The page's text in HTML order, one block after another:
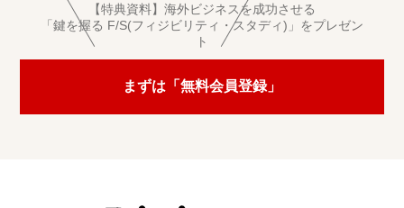
【特典資料】海外ビジネスを成功させる
「鍵を握る F/S(フィジビリティ・スタディ)」をプレゼン
ト
まずは「無料会員登録」